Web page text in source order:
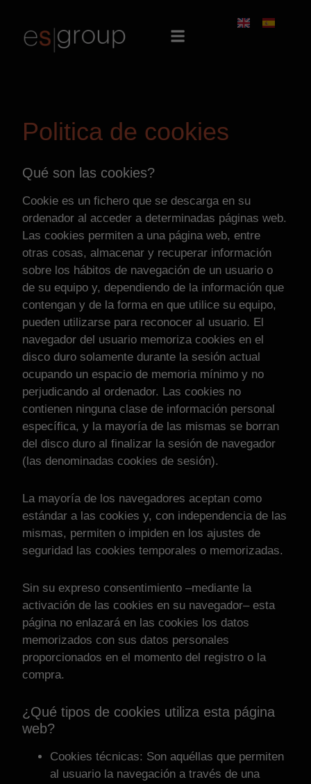
Politica de cookies
Qué son las cookies?
Cookie es un fichero que se descarga en su
ordenador al acceder a determinadas páginas web.
Las cookies permiten a una página web, entre
otras cosas, almacenar y recuperar información
sobre los hábitos de navegación de un usuario o
de su equipo y, dependiendo de la información que
contengan y de la forma en que utilice su equipo,
pueden utilizarse para reconocer al usuario. El
navegador del usuario memoriza cookies en el
disco duro solamente durante la sesión actual
ocupando un espacio de memoria mínimo y no
perjudicando al ordenador. Las cookies no
contienen ninguna clase de información personal
específica, y la mayoría de las mismas se borran
del disco duro al finalizar la sesión de navegador
(las denominadas cookies de sesión).
La mayoría de los navegadores aceptan como
estándar a las cookies y, con independencia de las
mismas, permiten o impiden en los ajustes de
seguridad las cookies temporales o memorizadas.
Sin su expreso consentimiento –mediante la
activación de las cookies en su navegador– esta
página no enlazará en las cookies los datos
memorizados con sus datos personales
proporcionados en el momento del registro o la
compra.
¿Qué tipos de cookies utiliza esta página
web?
Cookies técnicas: Son aquéllas que permiten
al usuario la navegación a través de una